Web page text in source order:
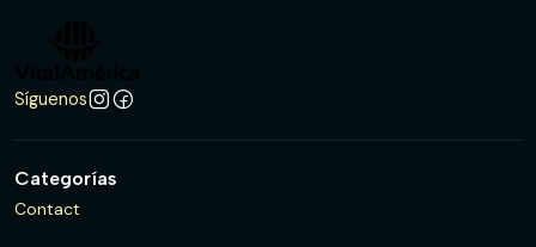
Síguenos
Categorías
Contact